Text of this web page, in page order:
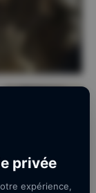
privée
expérience,